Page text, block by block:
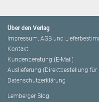
Über den Verlag
Impressum, AGB und
Kontakt
Kundenberatung (E-Mail)
Auslieferung (Direktbestellung für
Datenschutzerklärung
Lemberger Blog